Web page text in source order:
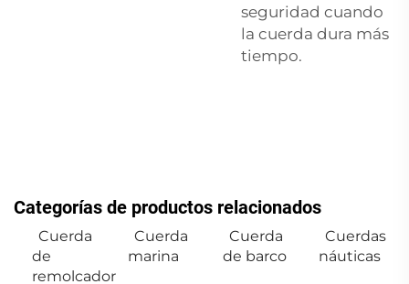
seguridad cuando
la cuerda dura más
tiempo.
Categorías de productos relacionados
Cuerda
de
remolcador
Cuerda
marina
Cuerda
de barco
Cuerdas
náuticas